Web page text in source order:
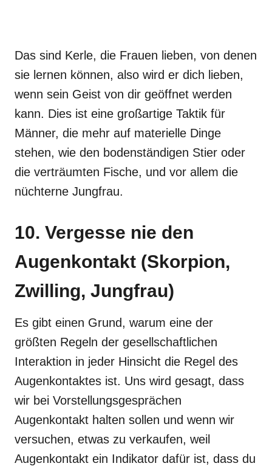
Das sind Kerle, die Frauen lieben, von denen
sie lernen können, also wird er dich lieben,
wenn sein Geist von dir geöffnet werden
kann. Dies ist eine großartige Taktik für
Männer, die mehr auf materielle Dinge
stehen, wie den bodenständigen Stier oder
die verträumten Fische, und vor allem die
nüchterne Jungfrau.
10. Vergesse nie den
Augenkontakt (Skorpion,
Zwilling, Jungfrau)
Es gibt einen Grund, warum eine der
größten Regeln der gesellschaftlichen
Interaktion in jeder Hinsicht die Regel des
Augenkontaktes ist. Uns wird gesagt, dass
wir bei Vorstellungsgesprächen
Augenkontakt halten sollen und wenn wir
versuchen, etwas zu verkaufen, weil
Augenkontakt ein Indikator dafür ist, dass du